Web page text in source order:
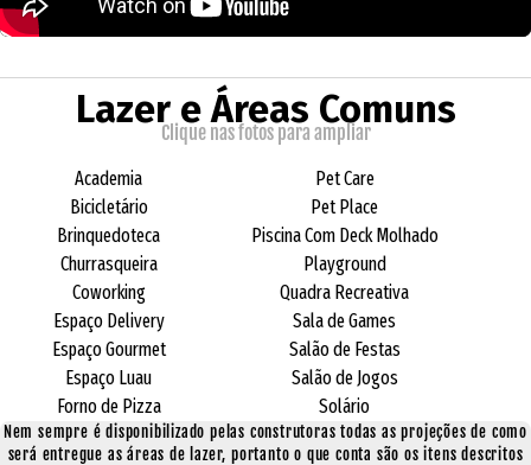
Lazer e Áreas Comuns
Clique nas fotos para ampliar
Academia
Bicicletário
Brinquedoteca
Churrasqueira
Coworking
Espaço Delivery
Espaço Gourmet
Espaço Luau
Forno de Pizza
Pet Care
Pet Place
Piscina Com Deck Molhado
Playground
Quadra Recreativa
Sala de Games
Salão de Festas
Salão de Jogos
Solário
Nem sempre é disponibilizado pelas construtoras todas as projeções de como
será entregue as áreas de lazer, portanto o que conta são os itens descritos